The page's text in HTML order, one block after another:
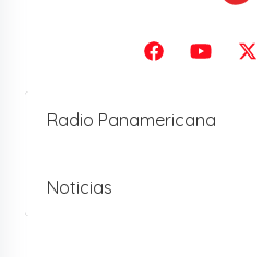
Radio Panamericana
Noticias